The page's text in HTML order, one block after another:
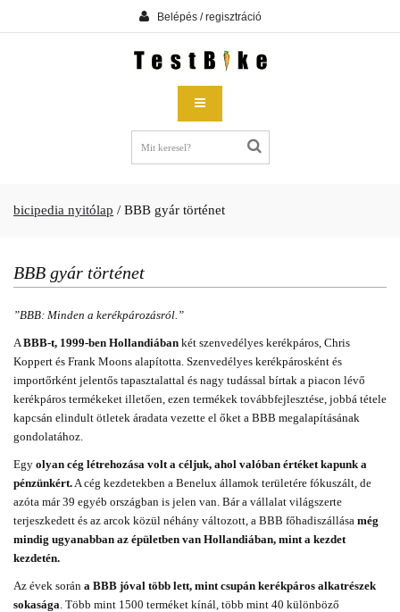
Belépés / regisztráció
bicipedia nyitólap / BBB gyár történet
BBB gyár történet
”BBB: Minden a kerékpározásról.”
ABBB-t, 1999-ben Hollandiában két szenvedélyes kerékpáros, Chris
Koppert és Frank Moons alapította. Szenvedélyes kerékpárosként és
importőrként jelentős tapasztalattal és nagy tudással bírtak a piacon lévő
kerékpáros termékeket illetően, ezen termékek továbbfejlesztése, jobbá tétele
kapcsán elindult ötletek áradata vezette el őket a BBB megalapításának
gondolatához.
Egy olyan cég létrehozása volt a céljuk, ahol valóban értéket kapunk a
pénzünkért.A cég kezdetekben a Benelux államok területére fókuszált, de
azóta már 39 egyéb országban is jelen van. Bár a vállalat világszerte
terjeszkedett és az arcok közül néhány változott, a BBB főhadiszállása még
mindig ugyanabban az épületben van Hollandiában, mint a kezdet
kezdetén.
Az évek során a BBB jóval több lett, mint csupán kerékpáros alkatrészek
sokasága. Több mint 1500 terméket kínál, több mint 40 különböző